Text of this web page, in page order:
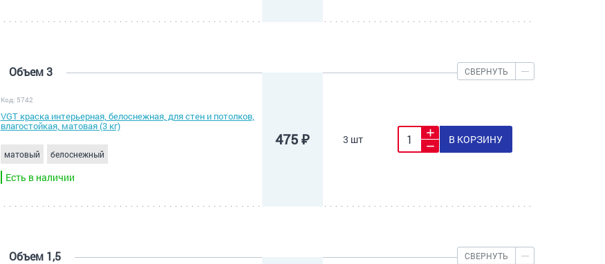
Объем 3 СВЕРНУТЬ
Код: 5742
VGT краска интерьерная, белоснежная, для стен и потолков,
влагостойкая, матовая (3 кг)
матовый белоснежный
Есть в наличии
475 ₽ 3 шт В КОРЗИНУ
Объем 1,5 СВЕРНУТЬ